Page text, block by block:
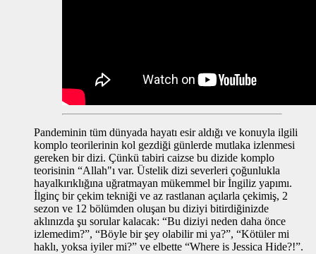
Pandeminin tüm dünyada hayatı esir aldığı ve konuyla ilgili
komplo teorilerinin kol gezdiği günlerde mutlaka izlenmesi
gereken bir dizi. Çünkü tabiri caizse bu dizide komplo
teorisinin “Allah"ı var. Üstelik dizi severleri çoğunlukla
hayalkırıklığına uğratmayan mükemmel bir İngiliz yapımı.
İlginç bir çekim tekniği ve az rastlanan açılarla çekimiş, 2
sezon ve 12 bölümden oluşan bu diziyi bitirdiğinizde
aklınızda şu sorular kalacak: “Bu diziyi neden daha önce
izlemedim?”, “Böyle bir şey olabilir mi ya?”, “Kötüler mi
haklı, yoksa iyiler mi?” ve elbette “Where is Jessica Hide?!”.